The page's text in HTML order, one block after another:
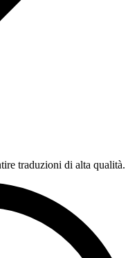
traduzioni di alta qualità.